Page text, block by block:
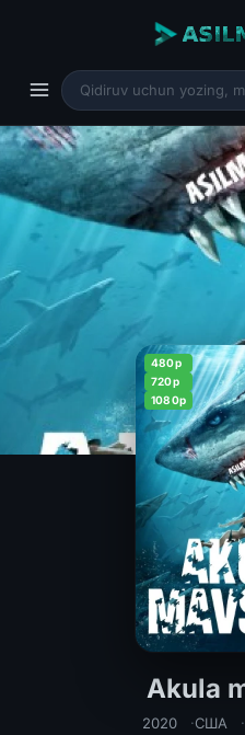
480p
720p
1080p
Akula
Akula mavsumi
2020 США